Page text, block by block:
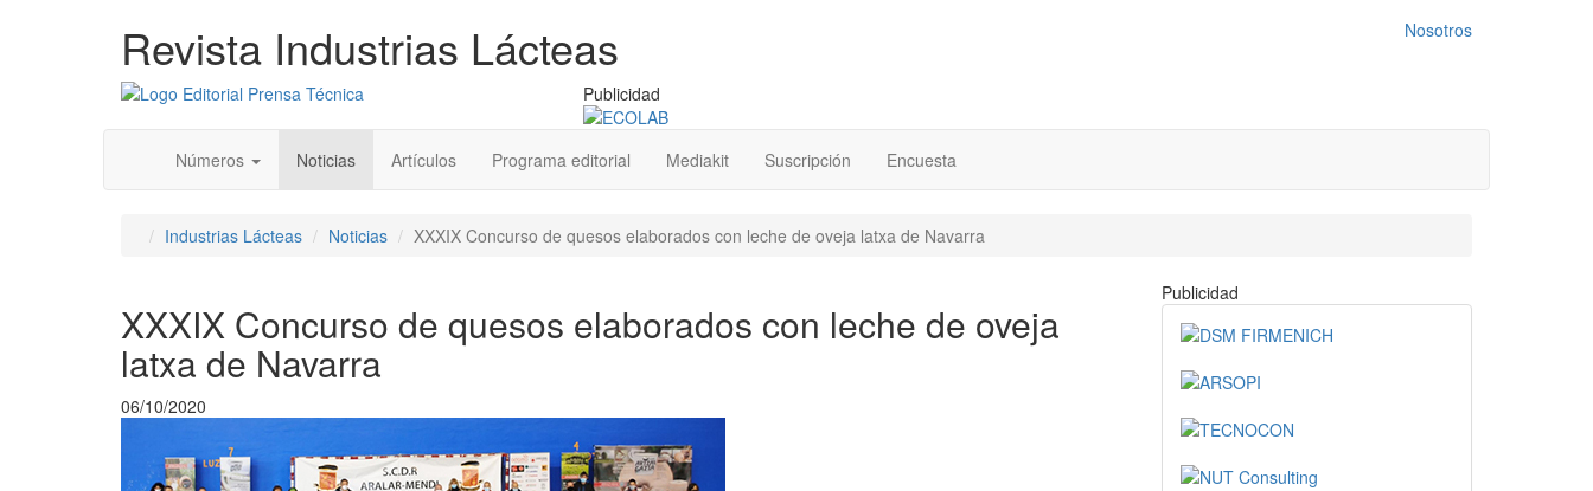
Revista Industrias Lácteas Nosotros
Publicidad
Números Noticias Artículos Programa editorial Mediakit Suscripción Encuesta
Industrias Lácteas Noticias XXXIX Concurso de quesos elaborados con leche de oveja latxa de Navarra
XXXIX Concurso de quesos elaborados con leche de oveja
latxa de Navarra
06/10/2020
Publicidad